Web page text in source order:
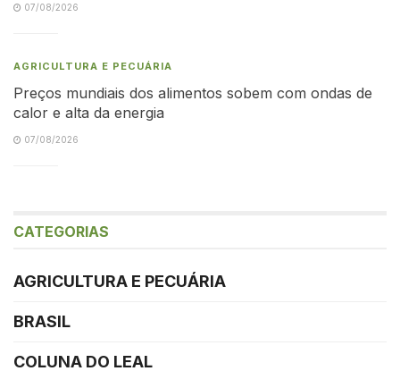
07/08/2026
AGRICULTURA E PECUÁRIA
Preços mundiais dos alimentos sobem com ondas de
calor e alta da energia
07/08/2026
CATEGORIAS
AGRICULTURA E PECUÁRIA
BRASIL
COLUNA DO LEAL